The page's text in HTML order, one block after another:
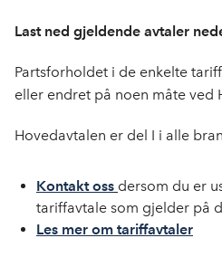
Last ned gjeldende avtaler
Partsforholdet i de enkelte
eller endret på noen måte ved
Hovedavtalen er del I i alle
Kontakt oss dersom du er
tariffavtale som gjelder på
Les mer om tariffavtaler